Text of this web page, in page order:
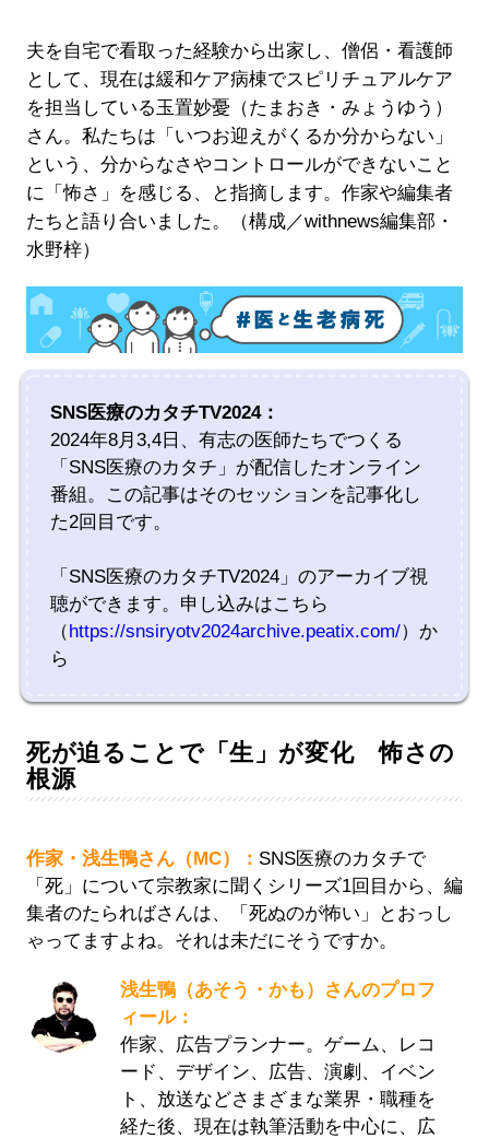
夫を自宅で看取った経験から出家し、僧侶・看護師
として、現在は緩和ケア病棟でスピリチュアルケア
を担当している玉置妙憂（たまおき・みょうゆう）
さん。私たちは「いつお迎えがくるか分からない」
という、分からなさやコントロールができないこと
に「怖さ」を感じる、と指摘します。作家や編集者
たちと語り合いました。（構成／withnews編集部・
水野梓）
SNS医療のカタチTV2024：
2024年8月3,4日、有志の医師たちでつくる
「SNS医療のカタチ」が配信したオンライン
番組。この記事はそのセッションを記事化し
た2回目です。
「SNS医療のカタチTV2024」のアーカイブ視
聴ができます。申し込みはこちら
（https://snsiryotv2024archive.peatix.com/）か
ら
死が迫ることで「生」が変化 怖さの
根源
作家・浅生鴨さん（MC）： SNS医療のカタチで
「死」について宗教家に聞くシリーズ1回目から、編
集者のたらればさんは、「死ぬのが怖い」とおっし
ゃってますよね。それは未だにそうですか。
浅生鴨（あそう・かも）さんのプロフ
ィール：
作家、広告プランナー。ゲーム、レコ
ード、デザイン、広告、演劇、イベン
ト、放送などさまざまな業界・職種を
経た後、現在は執筆活動を中心に、広